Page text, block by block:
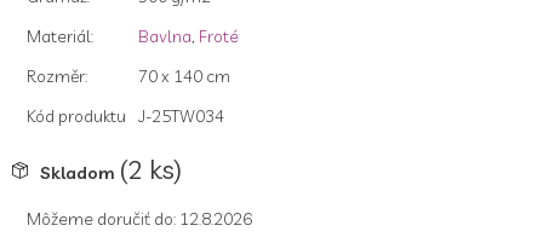
Materiál: Bavlna, Froté
Rozměr:
70 x 140 cm
Kód produktu
J-25TW034
Skladom (2 ks)
Môžeme doručiť do: 12.8.2026